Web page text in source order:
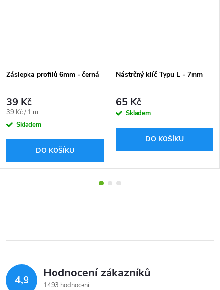
Záslepka profilů 6mm - černá
39 Kč
Měrná
cena:
39 Kč / 1 m
Skladem
DO KOŠÍKU
Nástrčný klíč Typu L - 7mm
65 Kč
Skladem
DO KOŠÍKU
4,9 Hodnocení zákazníků
1493 hodnocení